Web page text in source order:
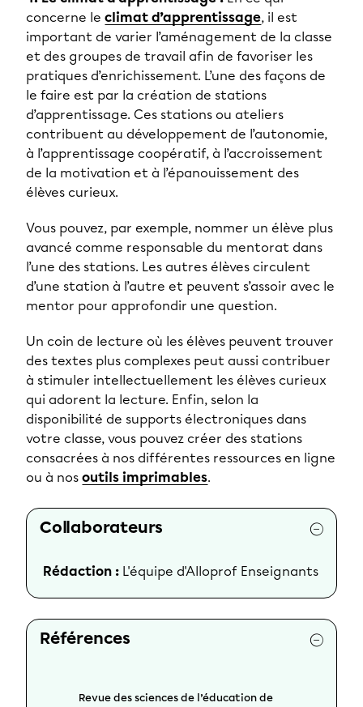
concerne le climat d’apprentissage, il est
important de varier l’aménagement de la classe
et des groupes de travail afin de favoriser les
pratiques d’enrichissement. L’une des façons de
le faire est par la création de stations
d’apprentissage. Ces stations ou ateliers
contribuent au développement de l’autonomie,
à l’apprentissage coopératif, à l’accroissement
de la motivation et à l’épanouissement des
élèves curieux.
Vous pouvez, par exemple, nommer un élève plus
avancé comme responsable du mentorat dans
l’une des stations. Les autres élèves circulent
d’une station à l’autre et peuvent s’assoir avec le
mentor pour approfondir une question.
Un coin de lecture où les élèves peuvent trouver
des textes plus complexes peut aussi contribuer
à stimuler intellectuellement les élèves curieux
qui adorent la lecture. Enfin, selon la
disponibilité de supports électroniques dans
votre classe, vous pouvez créer des stations
consacrées à nos différentes ressources en ligne
ou à nos outils imprimables.
Collaborateurs
Rédaction : L'équipe d'Alloprof Enseignants
Références
Revue des sciences de l’éducation de